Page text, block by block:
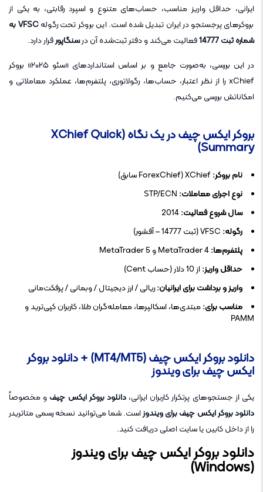
ایرانی، حداقل واریز مناسب، حساب‌های متنوع و اسپرد رقابتی، به یکی از
بروکرهای پرجستجو در ایران تبدیل شده است. این بروکر تحت رگوله
VFSC به
شماره ثبت 14777
فعالیت می‌کند و دفتر ثبت‌شده آن درسنگاپورقرار دارد.
در این بررسی، به‌صورت جامع و بر اساس استانداردهای «سئو ۲۰۲۵» بروکر
xChief را از نظر اعتبار، حساب‌ها، رگولاتوری، پلتفرم‌ها، عملکرد معاملاتی و
امکاناتش بررسی می‌کنیم.
بروکر ایکس چیف در یک نگاه (XChief Quick
Summary)
نام بروکر:
نوع اجرای معاملات:
سال شروع فعالیت:
رگوله:
پلتفرم‌ها:
حداقل واریز:از 10 دلار (حساب Cent)
واریز و برداشت برای ایرانیان:ریالی / ارز دیجیتال / وبمانی / پرفکت‌مانی
مناسب برای:مبتدی‌ها، اسکالپرها، معامله‌گران طلا، کاربران کپی‌ترید و
PAMM
دانلود بروکر ایکس چیف (MT4/MT5) + دانلود بروکر
ایکس چیف برای ویندوز
یکی از جستجوهای پرتکرار کاربران ایرانی،دانلود بروکر ایکس چیف و مخصوصاً
دانلود بروکر ایکس چیف برای ویندوزاست. شما می‌توانید نسخه رسمی متاتریدر
را از داخل کابین یا سایت اصلی دریافت کنید.
دانلود بروکر ایکس چیف برای ویندوز
(Windows)